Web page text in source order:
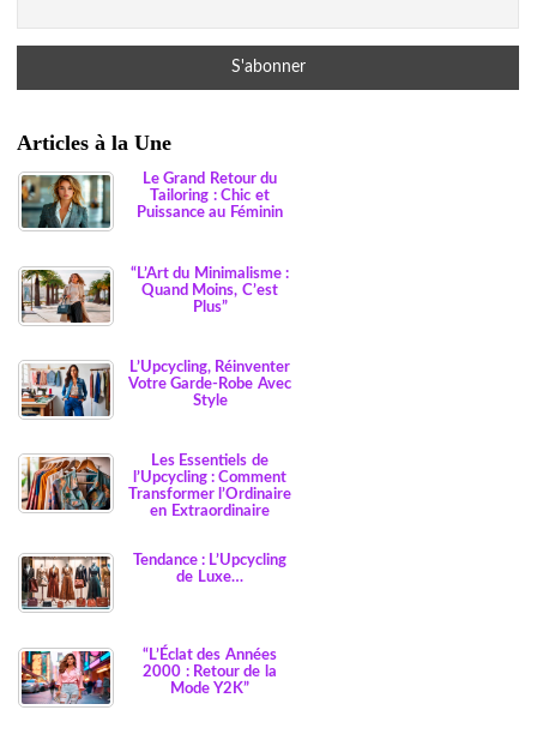
Articles à la Une
Le Grand Retour du
Tailoring : Chic et
Puissance au Féminin
“L’Art du Minimalisme :
Quand Moins, C’est
Plus”
L’Upcycling, Réinventer
Votre Garde-Robe Avec
Style
Les Essentiels de
l’Upcycling : Comment
Transformer l’Ordinaire
en Extraordinaire
Tendance : L’Upcycling
de Luxe…
“L’Éclat des Années
2000 : Retour de la
Mode Y2K”